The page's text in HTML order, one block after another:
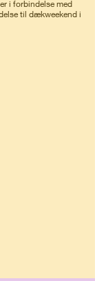
i forbindelse med
til dækweekend i